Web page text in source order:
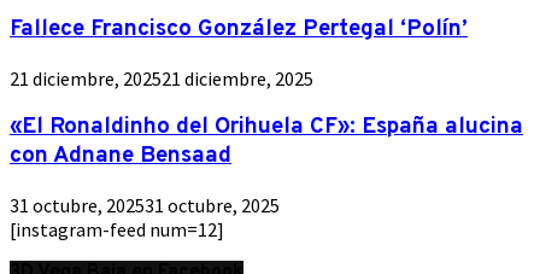
Fallece Francisco González Pertegal ‘Polín’
21 diciembre, 202521 diciembre, 2025
«El Ronaldinho del Orihuela CF»: España alucina
con Adnane Bensaad
31 octubre, 202531 octubre, 2025
[instagram-feed num=12]